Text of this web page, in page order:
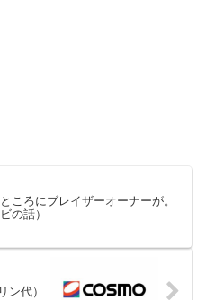
ころにブレイザーオーナーが。
の話）
ン代）